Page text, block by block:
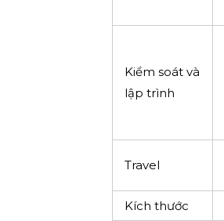
Kiểm soát và
lập trình
Travel
Kích thước